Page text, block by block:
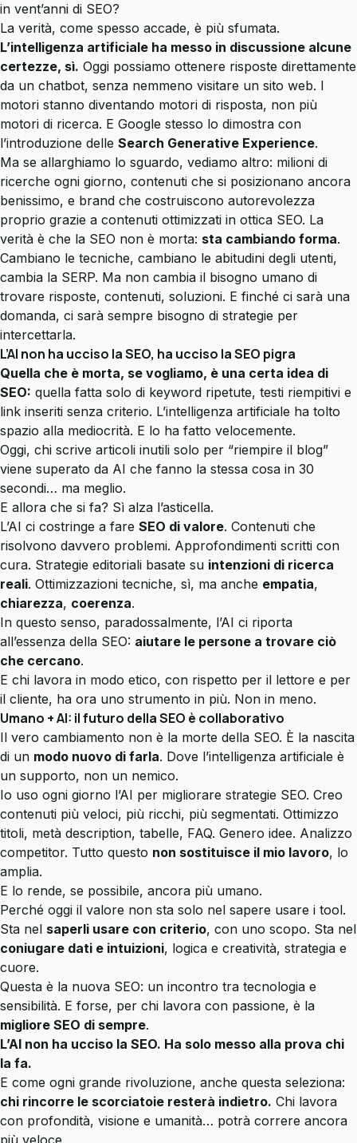
in vent’anni di SEO?
La verità, come spesso accade, è più sfumata.
L’intelligenza artificiale ha messo in discussione alcune
certezze, sì. Oggi possiamo ottenere risposte direttamente
da un chatbot, senza nemmeno visitare un sito web. I
motori stanno diventando motori di risposta, non più
motori di ricerca. E Google stesso lo dimostra con
l’introduzione delle Search Generative Experience.
Ma se allarghiamo lo sguardo, vediamo altro: milioni di
ricerche ogni giorno, contenuti che si posizionano ancora
benissimo, e brand che costruiscono autorevolezza
proprio grazie a contenuti ottimizzati in ottica SEO. La
verità è che la SEO non è morta: sta cambiando forma.
Cambiano le tecniche, cambiano le abitudini degli utenti,
cambia la SERP. Ma non cambia il bisogno umano di
trovare risposte, contenuti, soluzioni. E finché ci sarà una
domanda, ci sarà sempre bisogno di strategie per
intercettarla.
L’AI non ha ucciso la SEO, ha ucciso la SEO pigra
Quella che è morta, se vogliamo, è una certa idea di
SEO: quella fatta solo di keyword ripetute, testi riempitivi e
link inseriti senza criterio. L’intelligenza artificiale ha tolto
spazio alla mediocrità. E lo ha fatto velocemente.
Oggi, chi scrive articoli inutili solo per “riempire il blog”
viene superato da AI che fanno la stessa cosa in 30
secondi… ma meglio.
E allora che si fa? Sì alza l’asticella.
L’AI ci costringe a fare SEO di valore. Contenuti che
risolvono davvero problemi. Approfondimenti scritti con
cura. Strategie editoriali basate su intenzioni di ricerca
reali. Ottimizzazioni tecniche, sì, ma anche empatia,
chiarezza, coerenza.
In questo senso, paradossalmente, l’AI ci riporta
all’essenza della SEO: aiutare le persone a trovare ciò
che cercano.
E chi lavora in modo etico, con rispetto per il lettore e per
il cliente, ha ora uno strumento in più. Non in meno.
Umano + AI: il futuro della SEO è collaborativo
Il vero cambiamento non è la morte della SEO. È la nascita
di un modo nuovo di farla. Dove l’intelligenza artificiale è
un supporto, non un nemico.
Io uso ogni giorno l’AI per migliorare strategie SEO. Creo
contenuti più veloci, più ricchi, più segmentati. Ottimizzo
titoli, metà description, tabelle, FAQ. Genero idee. Analizzo
competitor. Tutto questo non sostituisce il mio lavoro, lo
amplia.
E lo rende, se possibile, ancora più umano.
Perché oggi il valore non sta solo nel sapere usare i tool.
Sta nel saperli usare con criterio, con uno scopo. Sta nel
coniugare dati e intuizioni, logica e creatività, strategia e
cuore.
Questa è la nuova SEO: un incontro tra tecnologia e
sensibilità. E forse, per chi lavora con passione, è la
migliore SEO di sempre.
L’AI non ha ucciso la SEO. Ha solo messo alla prova chi
la fa.
E come ogni grande rivoluzione, anche questa seleziona:
chi rincorre le scorciatoie resterà indietro. Chi lavora
con profondità, visione e umanità… potrà correre ancora
più veloce.